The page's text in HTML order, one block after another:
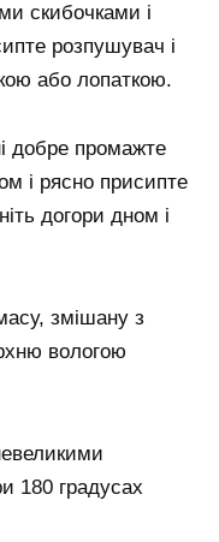
скибочками і
розпушувач і
або лопаткою.
добре промажте
і рясно присипте
догори дном і
змішану з
вологою
180 градусах